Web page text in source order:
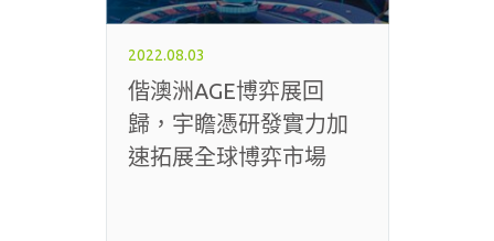
2022.08.03
偕澳洲AGE博弈展回
歸，宇瞻憑研發實力加
速拓展全球博弈市場